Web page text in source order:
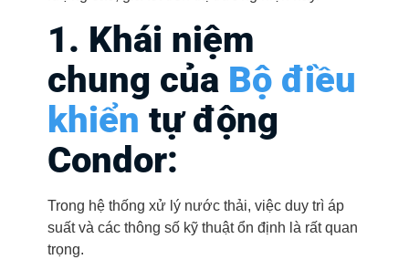
1. Khái niệm
chung của Bộ điều
khiển tự động
Condor:
Trong hệ thống xử lý nước thải, việc duy trì áp
suất và các thông số kỹ thuật ổn định là rất quan
trọng.